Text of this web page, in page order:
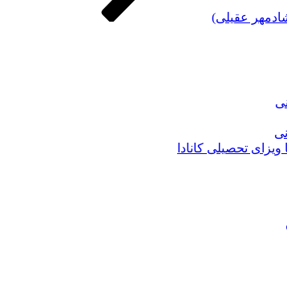
تحصیلی کانادا